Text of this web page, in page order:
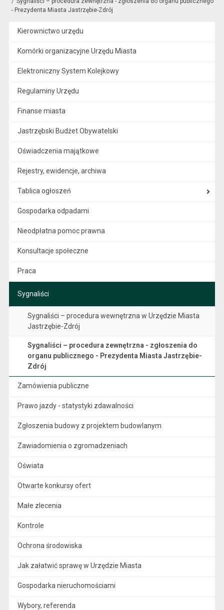
- Prezydenta Miasta Jastrzębie-Zdrój
Kierownictwo urzędu
Komórki organizacyjne Urzędu Miasta
Elektroniczny System Kolejkowy
Regulaminy Urzędu
Finanse miasta
Jastrzębski Budżet Obywatelski
Oświadczenia majątkowe
Rejestry, ewidencje, archiwa
Tablica ogłoszeń
Gospodarka odpadami
Nieodpłatna pomoc prawna
Konsultacje społeczne
Praca
Sygnaliści
Sygnaliści – procedura wewnętrzna w Urzędzie Miasta
Jastrzębie-Zdrój
Sygnaliści – procedura zewnętrzna - zgłoszenia do
organu publicznego - Prezydenta Miasta Jastrzębie-
Zdrój
Zamówienia publiczne
Prawo jazdy - statystyki zdawalności
Zgłoszenia budowy z projektem budowlanym
Zawiadomienia o zgromadzeniach
Oświata
Otwarte konkursy ofert
Małe zlecenia
Kontrole
Ochrona środowiska
Jak załatwić sprawę w Urzędzie Miasta
Gospodarka nieruchomościami
Wybory, referenda